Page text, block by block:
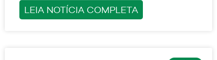
LEIA NOTÍCIA COMPLETA